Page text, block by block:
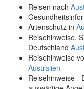
Reisen nach
Artenschutz in
Reisehinweise,
Deutschland
Reisehinweise
Australien
Reisehinweise -